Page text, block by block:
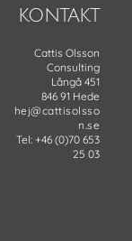
KONTAKT
Cattis Olsson
Consulting
Långå 451
846 91 Hede
hej@cattisolsso
n.se
Tel: +46 (0)70 653
25 03